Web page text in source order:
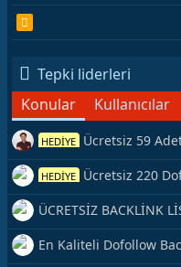
S
Tepki liderleri
Konular
Kullanıcılar
HEDİYE Ücretsiz 59
Kaynağı Veriyorum.
HEDİYE Ücretsiz 220
Veriyorum
ÜCRETSİZ BACKLİNK
Hemen Yetiş!
En Kaliteli Dofollow